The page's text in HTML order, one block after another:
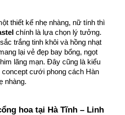
thiết kế nhẹ nhàng, nữ tính thì
chính là lựa chọn lý tưởng.
trắng tinh khôi và hồng nhạt
lại vẻ đẹp bay bổng, ngọt
lãng mạn. Đây cũng là kiểu
cưới phong cách Hàn
nhàng.
hoa tại Hà Tĩnh – Linh